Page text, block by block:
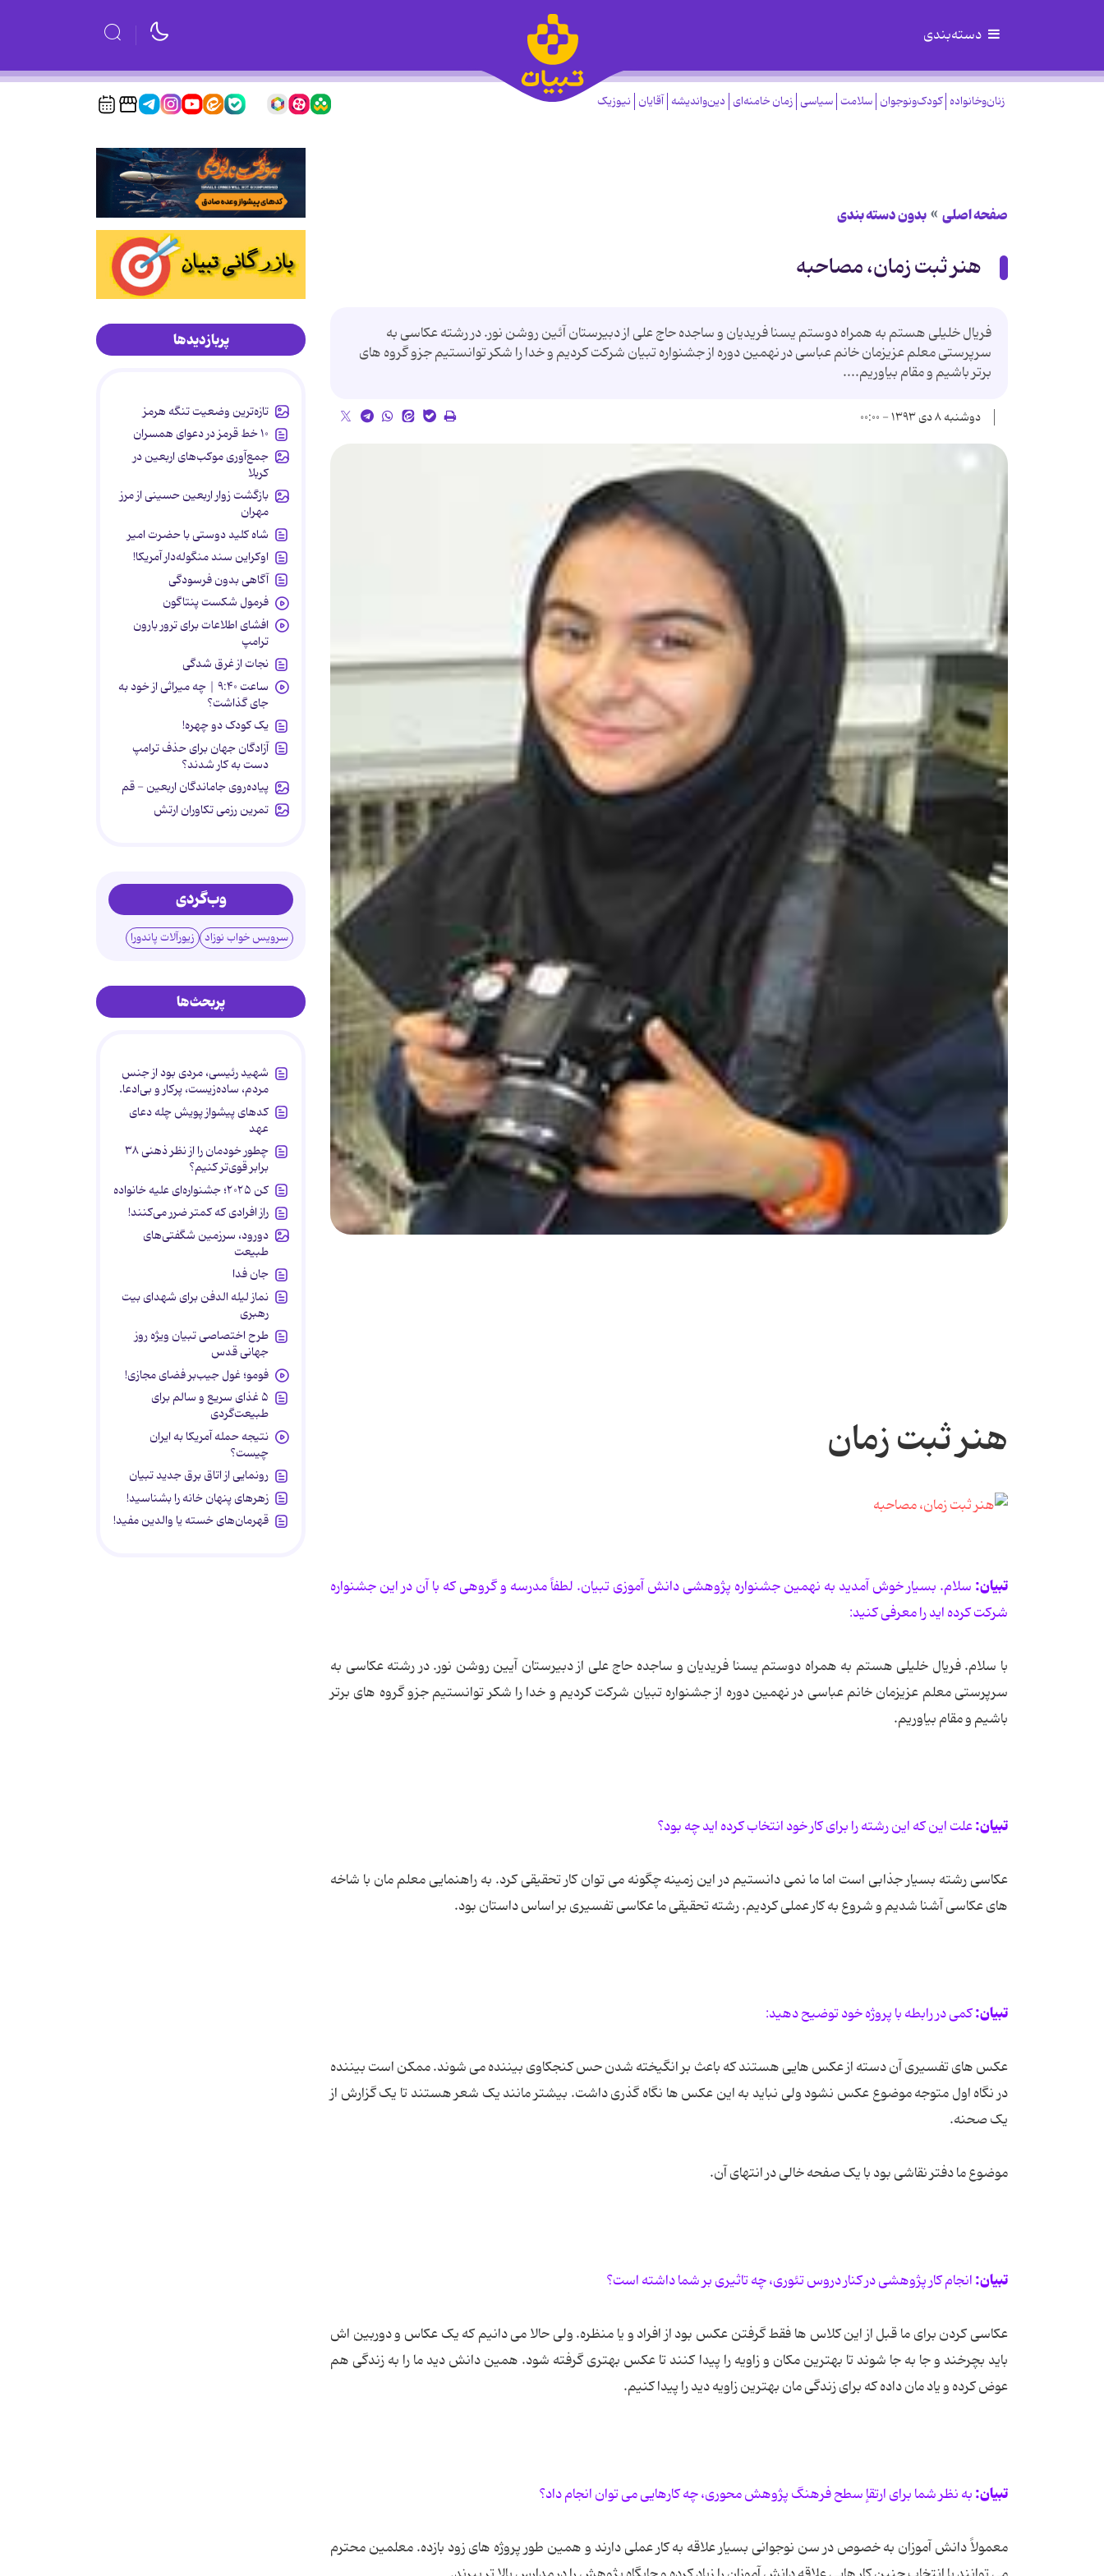
دسته‌بندی
زنان‌وخانواده کودک‌ونوجوان سلامت سیاسی زمان خامنه‌ای دین‌واندیشه آقایان نیوزیک
صفحه اصلی بدون دسته بندی
هنر ثبت زمان، مصاحبه
فریال خلیلی هستم به همراه دوستم یسنا فریدیان و ساجده حاج علی از دبیرستان آئین روشن نور. در رشته عکاسی به
سرپرستی معلم عزیزمان خانم عباسی در نهمین دوره از جشنواره تبیان شرکت کردیم و خدا را شکر توانستیم جزو گروه های
برتر باشیم و مقام بیاوریم....
دوشنبه ۸ دی ۱۳۹۳ - ۰۰:۰۰
هنر ثبت زمان
تبیان: سلام. بسیار خوش آمدید به نهمین جشنواره پژوهشی دانش آموزی تبیان. لطفاً مدرسه و گروهی که با آن در این جشنواره
شرکت کرده اید را معرفی کنید:
با سلام. فریال خلیلی هستم به همراه دوستم یسنا فریدیان و ساجده حاج علی از دبیرستان آیین روشن نور. در رشته عکاسی به
سرپرستی معلم عزیزمان خانم عباسی در نهمین دوره از جشنواره تبیان شرکت کردیم و خدا را شکر توانستیم جزو گروه های برتر
باشیم و مقام بیاوریم.
تبیان:علت این که این رشته را برای کار خود انتخاب کرده اید چه بود؟
عکاسی رشته بسیار جذابی است اما ما نمی دانستیم در این زمینه چگونه می توان کار تحقیقی کرد. به راهنمایی معلم مان با شاخه
های عکاسی آشنا شدیم و شروع به کار عملی کردیم. رشته تحقیقی ما عکاسی تفسیری بر اساس داستان بود.
تبیان:کمی در رابطه با پروژه خود توضیح دهید:
عکس های تفسیری آن دسته از عکس هایی هستند که باعث بر انگیخته شدن حس کنجکاوی بیننده می شوند. ممکن است بیننده
در نگاه اول متوجه موضوع عکس نشود ولی نباید به این عکس ها نگاه گذری داشت. بیشتر مانند یک شعر هستند تا یک گزارش از
یک صحنه.
موضوع ما دفتر نقاشی بود با یک صفحه خالی در انتهای آن.
تبیان:انجام کار پژوهشی در کنار دروس تئوری، چه تاثیری بر شما داشته است؟
عکاسی کردن برای ما قبل از این کلاس ها فقط گرفتن عکس بود از افراد و یا منظره. ولی حالا می دانیم که یک عکاس و دوربین اش
باید بچرخند و جا به جا شوند تا بهترین مکان و زاویه را پیدا کنند تا عکس بهتری گرفته شود. همین دانش دید ما را به زندگی هم
عوض کرده و یاد مان داده که برای زندگی مان بهترین زاویه دید را پیدا کنیم.
تبیان:به نظر شما برای ارتقإ سطح فرهنگ پژوهش محوری، چه کارهایی می توان انجام داد؟
معمولاً دانش آموزان به خصوص در سن نوجوانی بسیار علاقه به کار عملی دارند و همین طور پروژه های زود بازده. معلمین محترم
پربازدیدها
تازه‌ترین وضعیت تنگه هرمز
۱۰ خط قرمز در دعوای همسران
جمع‌آوری موکب‌های اربعین در
کربلا
بازگشت زوار اربعین حسینی از مرز
مهران
شاه کلید دوستی با حضرت امیر
اوکراین سند منگوله‌دار آمریکا!
آگاهی بدون فرسودگی
فرمول شکست پنتاگون
افشای اطلاعات برای ترور بارون
ترامپ
نجات از غرق شدگی
ساعت ۹:۴۰ | چه میراثی از خود به
جای گذاشت؟
یک کودک دو چهره!
آزادگان جهان برای حذف ترامپ
دست به کار شدند؟
پیاده‌روی جاماندگان اربعین - قم
تمرین رزمی تکاوران ارتش
وب‌گردی
سرویس خواب نوزاد زیورآلات پاندورا
پربحث‌ها
شهید رئیسی، مردی بود از جنس
مردم، ساده‌زیست، پرکار و بی‌ادعا.
کدهای پیشواز پویش چله دعای
عهد
چطور خودمان را از نظر ذهنی ۳۸
برابر قوی‌تر کنیم؟
کن ۲۰۲۵؛ جشنواره‌ای علیه خانواده
راز افرادی که کمتر ضرر می‌کنند!
دورود، سرزمین شگفتی‌های
طبیعت
جان فدا
نماز لیله الدفن برای شهدای بیت
رهبری
طرح اختصاصی تبیان ویژه روز
جهانی قدس
فومو؛ غول جیب‌بر فضای مجازی!
۵ غذای سریع و سالم برای
طبیعت‌گردی
نتیجه حمله آمریکا به ایران
چیست؟
رونمایی از اتاق برق جدید تبیان
زهرهای پنهان خانه را بشناسید!
قهرمان‌های خسته یا والدین مفید!